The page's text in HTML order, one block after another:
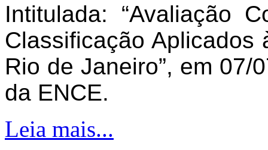
Intitulada: “Avaliação
Classificação Aplicados
Rio de Janeiro”, em
da ENCE.
Leia mais...